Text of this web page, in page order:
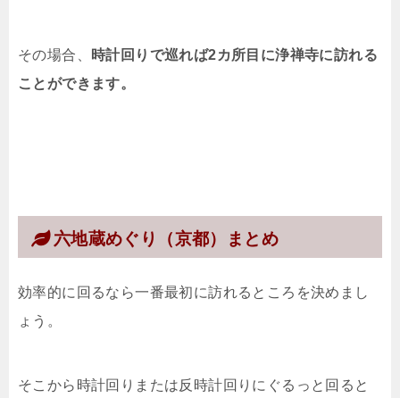
その場合、
時計回りで巡れば2カ所目に浄禅寺に訪れる
ことができます。
六地蔵めぐり（京都）まとめ
効率的に回るなら一番最初に訪れるところを決めまし
ょう。
そこから時計回りまたは反時計回りにぐるっと回ると